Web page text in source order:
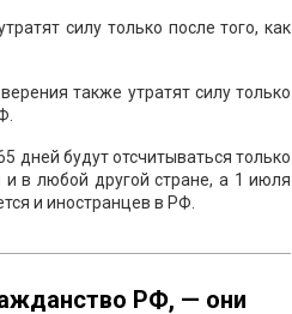
силу только после того, как
также утратят силу только
дней будут отсчитываться только
и в любой другой стране, а 1 июля
и иностранцев в РФ.
РФ, — они